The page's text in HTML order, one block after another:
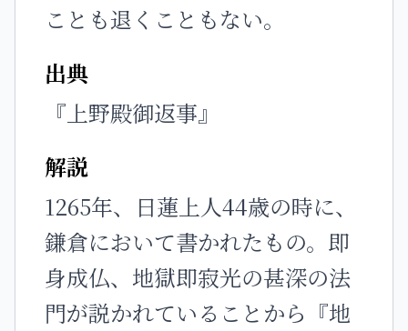
ことも退くこともない。
出典
『上野殿御返事』
解説
1265年、日蓮上人44歳の時に、
鎌倉において書かれたもの。即
身成仏、地獄即寂光の甚深の法
門が説かれていることから『地